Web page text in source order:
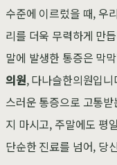
수준에 이르렀을 때, 우
리를 더욱 무력하게 만
말에 발생한 통증은 막
의원, 다나슬한의원입
스러운 통증으로 고통
지 마시고, 주말에도 평
단순한 진료를 넘어, 당